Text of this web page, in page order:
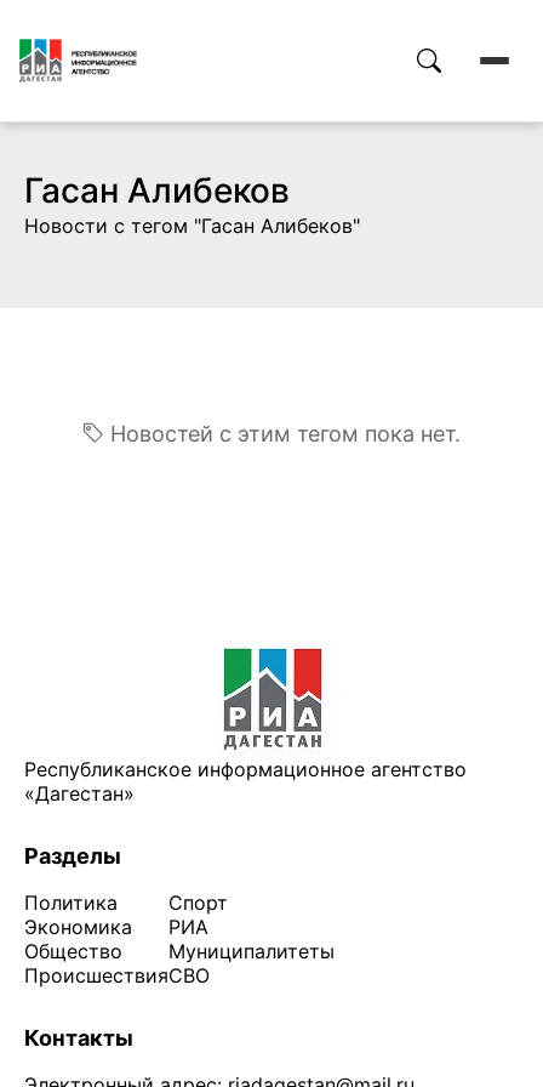
Гасан Алибеков
Новости с тегом "Гасан Алибеков"
Новостей с этим тегом пока нет.
Республиканское информационное агентство
«Дагестан»
Разделы
Политика
Экономика
Общество
Происшествия
Спорт
РИА
Муниципалитеты
СВО
Контакты